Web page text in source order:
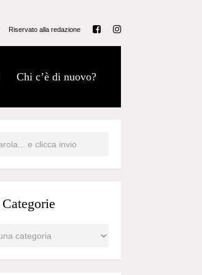
Riservato alla redazione
Chi c’è di nuovo?
Categorie